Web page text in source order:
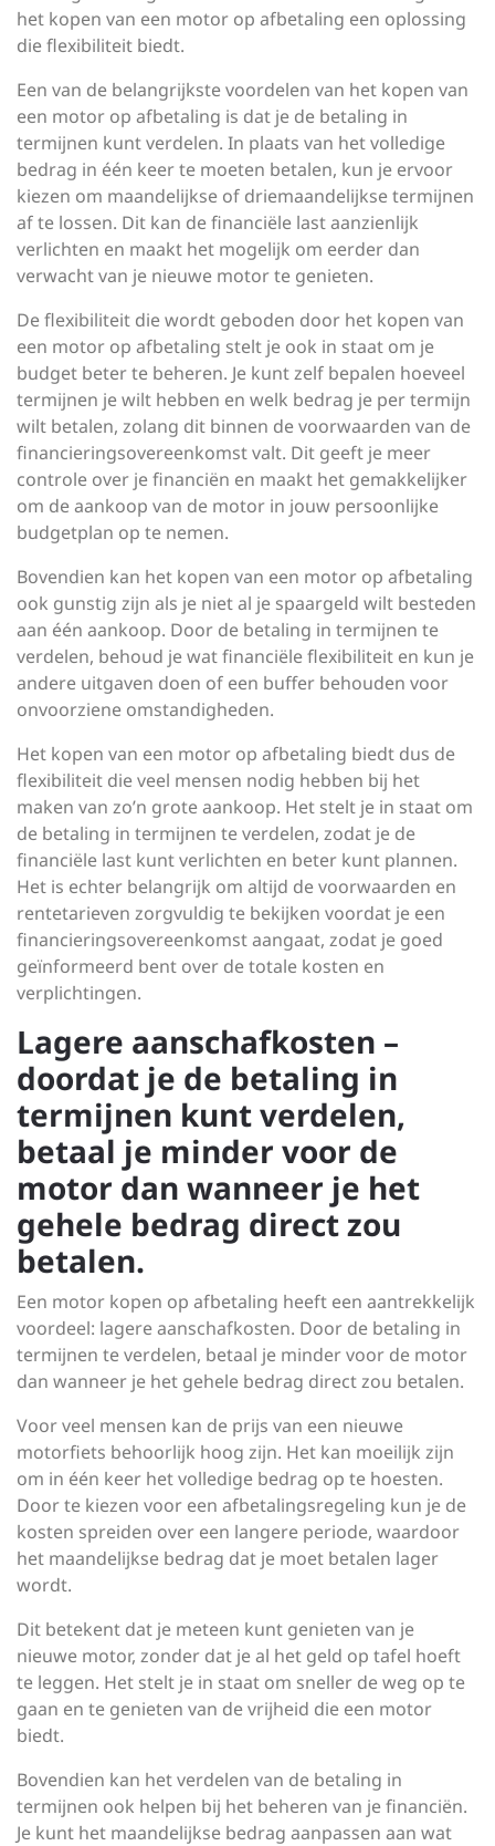
het kopen van een motor op afbetaling een oplossing
die flexibiliteit biedt.
Een van de belangrijkste voordelen van het kopen van
een motor op afbetaling is dat je de betaling in
termijnen kunt verdelen. In plaats van het volledige
bedrag in één keer te moeten betalen, kun je ervoor
kiezen om maandelijkse of driemaandelijkse termijnen
af te lossen. Dit kan de financiële last aanzienlijk
verlichten en maakt het mogelijk om eerder dan
verwacht van je nieuwe motor te genieten.
De flexibiliteit die wordt geboden door het kopen van
een motor op afbetaling stelt je ook in staat om je
budget beter te beheren. Je kunt zelf bepalen hoeveel
termijnen je wilt hebben en welk bedrag je per termijn
wilt betalen, zolang dit binnen de voorwaarden van de
financieringsovereenkomst valt. Dit geeft je meer
controle over je financiën en maakt het gemakkelijker
om de aankoop van de motor in jouw persoonlijke
budgetplan op te nemen.
Bovendien kan het kopen van een motor op afbetaling
ook gunstig zijn als je niet al je spaargeld wilt besteden
aan één aankoop. Door de betaling in termijnen te
verdelen, behoud je wat financiële flexibiliteit en kun je
andere uitgaven doen of een buffer behouden voor
onvoorziene omstandigheden.
Het kopen van een motor op afbetaling biedt dus de
flexibiliteit die veel mensen nodig hebben bij het
maken van zo’n grote aankoop. Het stelt je in staat om
de betaling in termijnen te verdelen, zodat je de
financiële last kunt verlichten en beter kunt plannen.
Het is echter belangrijk om altijd de voorwaarden en
rentetarieven zorgvuldig te bekijken voordat je een
financieringsovereenkomst aangaat, zodat je goed
geïnformeerd bent over de totale kosten en
verplichtingen.
Lagere aanschafkosten –
doordat je de betaling in
termijnen kunt verdelen,
betaal je minder voor de
motor dan wanneer je het
gehele bedrag direct zou
betalen.
Een motor kopen op afbetaling heeft een aantrekkelijk
voordeel: lagere aanschafkosten. Door de betaling in
termijnen te verdelen, betaal je minder voor de motor
dan wanneer je het gehele bedrag direct zou betalen.
Voor veel mensen kan de prijs van een nieuwe
motorfiets behoorlijk hoog zijn. Het kan moeilijk zijn
om in één keer het volledige bedrag op te hoesten.
Door te kiezen voor een afbetalingsregeling kun je de
kosten spreiden over een langere periode, waardoor
het maandelijkse bedrag dat je moet betalen lager
wordt.
Dit betekent dat je meteen kunt genieten van je
nieuwe motor, zonder dat je al het geld op tafel hoeft
te leggen. Het stelt je in staat om sneller de weg op te
gaan en te genieten van de vrijheid die een motor
biedt.
Bovendien kan het verdelen van de betaling in
termijnen ook helpen bij het beheren van je financiën.
Je kunt het maandelijkse bedrag aanpassen aan wat